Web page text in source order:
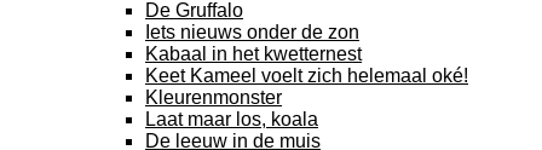
De Gruffalo
Iets nieuws onder de zon
Kabaal in het kwetternest
Keet Kameel voelt zich helemaal oké!
Kleurenmonster
Laat maar los, koala
De leeuw in de muis